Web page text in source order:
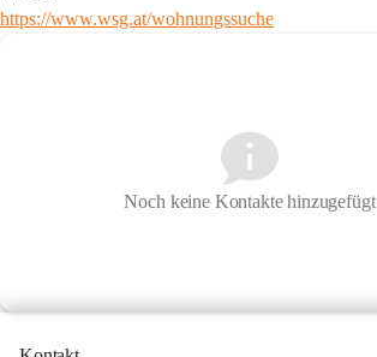
https://www.wsg.at/wohnungssuche
Noch keine Kontakte hinzugefügt